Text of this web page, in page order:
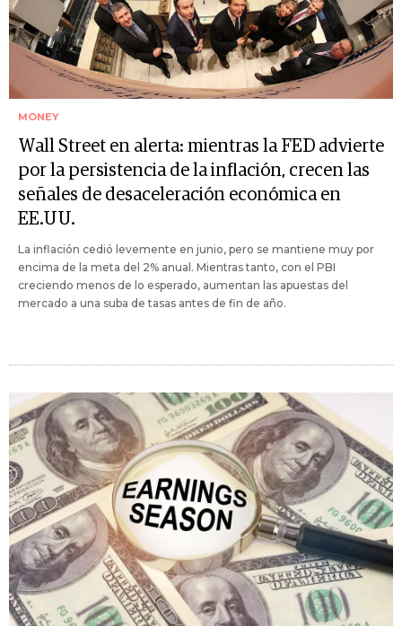
MONEY
Wall Street en alerta: mientras la FED advierte
por la persistencia de la inflación, crecen las
señales de desaceleración económica en
EE.UU.
La inflación cedió levemente en junio, pero se mantiene muy por
encima de la meta del 2% anual. Mientras tanto, con el PBI
creciendo menos de lo esperado, aumentan las apuestas del
mercado a una suba de tasas antes de fin de año.